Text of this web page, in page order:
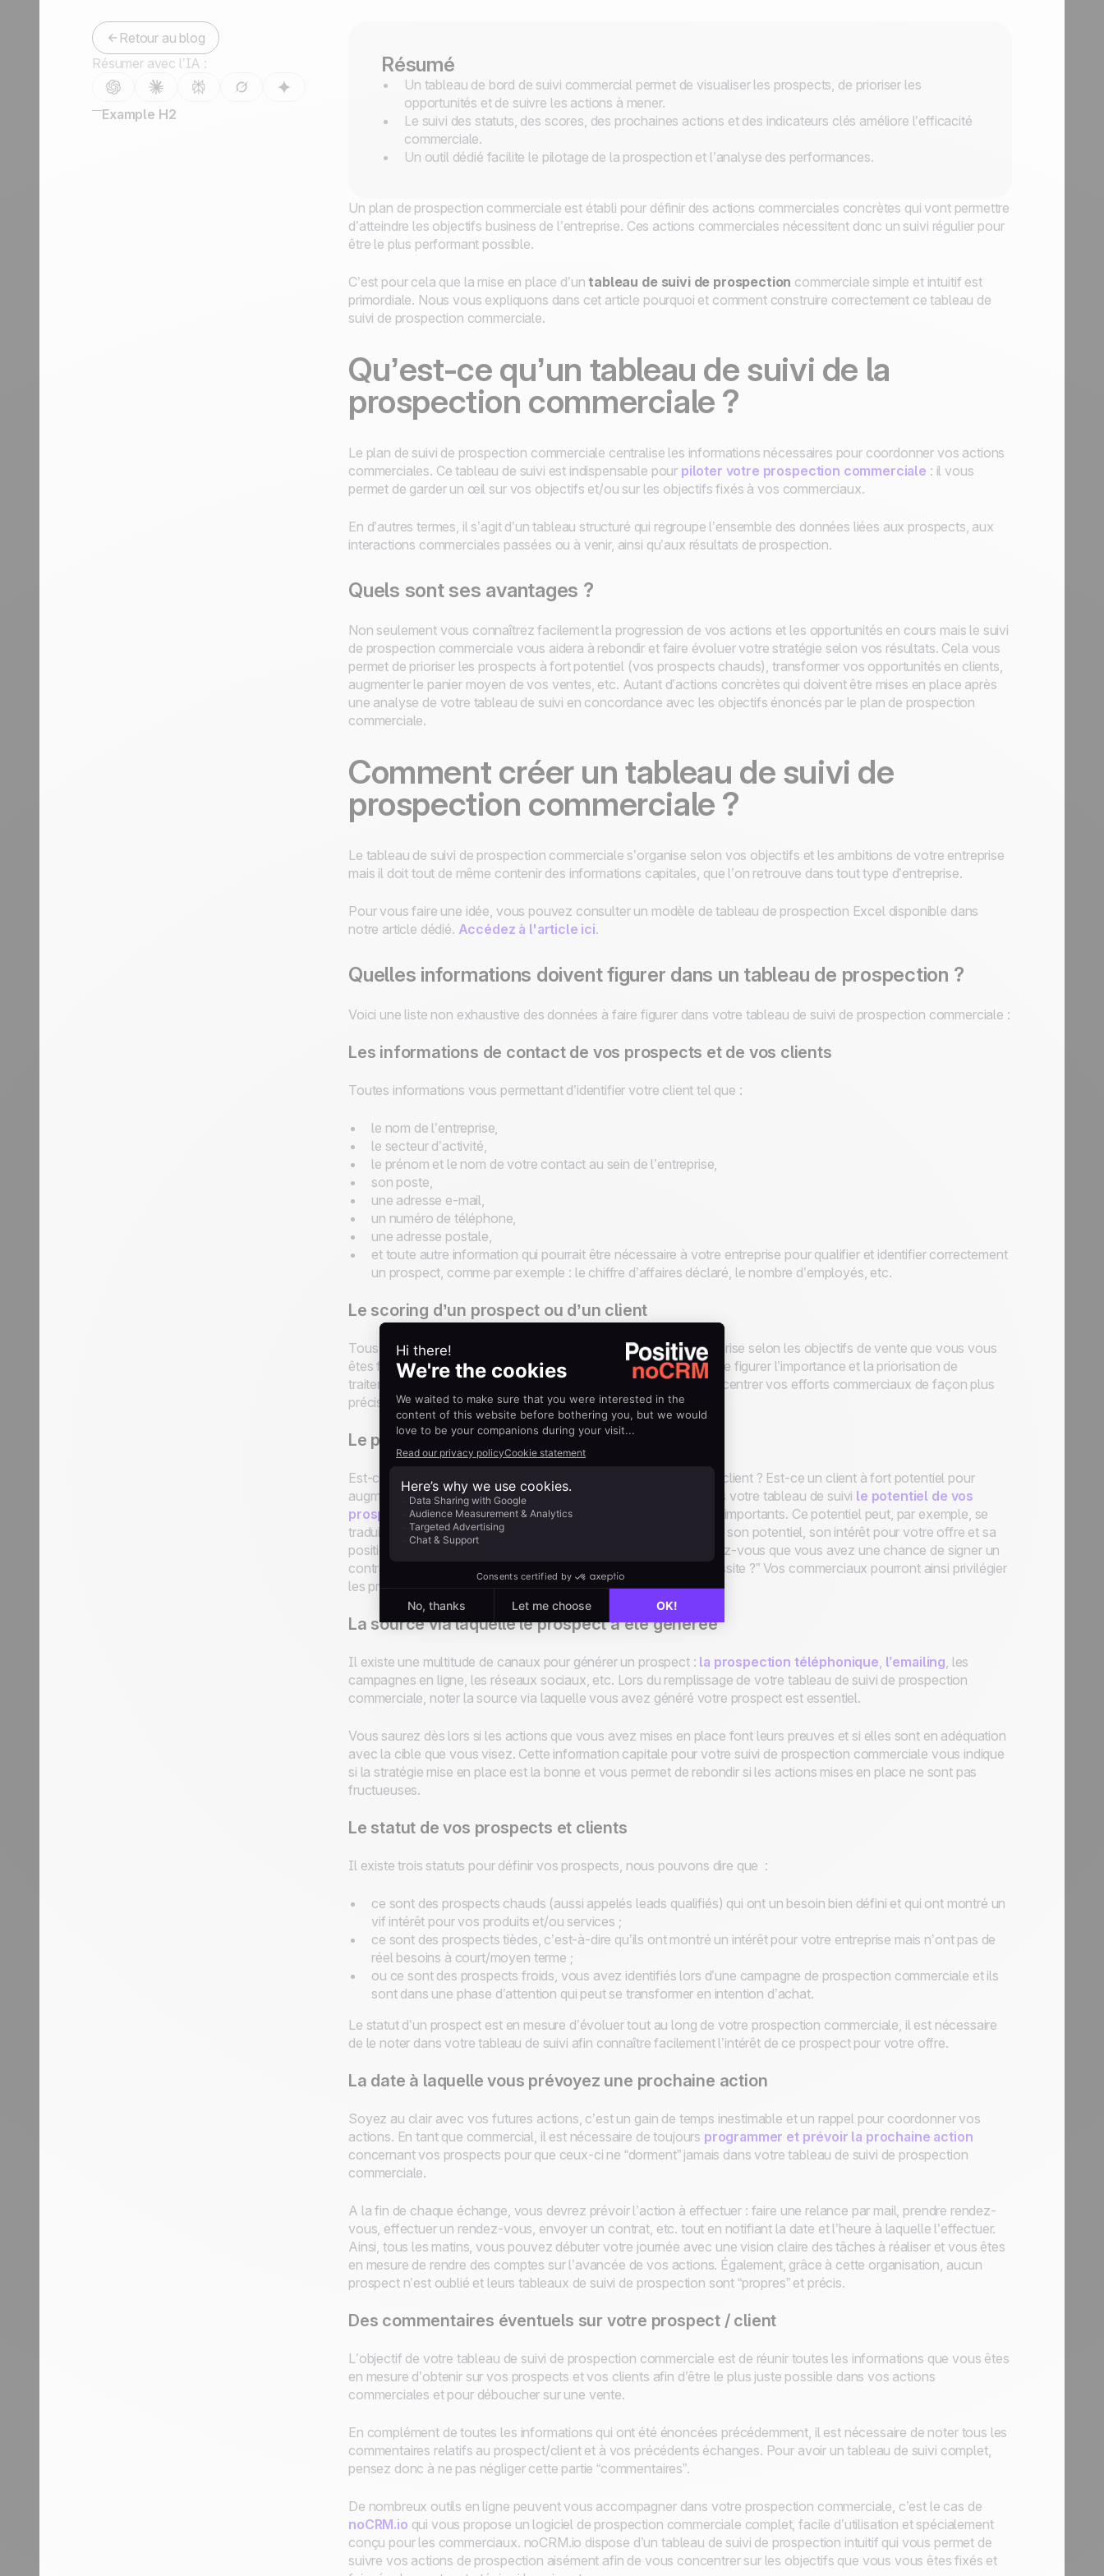
Devenir partenaire
Retour au blog
Résumer avec l’IA :
Example H2
Résumé
Un tableau de bord de suivi commercial permet de visualiser les prospects, de prioriser les
opportunités et de suivre les actions à mener.
Le suivi des statuts, des scores, des prochaines actions et des indicateurs clés améliore l’efficacité
commerciale.
Un outil dédié facilite le pilotage de la prospection et l’analyse des performances.
Un plan de prospection commerciale est établi pour définir des actions commerciales concrètes qui vont permettre
d’atteindre les objectifs business de l’entreprise. Ces actions commerciales nécessitent donc un suivi régulier pour
être le plus performant possible.
C’est pour cela que la mise en place d’untableau de suivi de prospection commerciale simple et intuitif est
primordiale. Nous vous expliquons dans cet article pourquoi et comment construire correctement ce tableau de
suivi de prospection commerciale.
Qu’est-ce qu’un tableau de suivi de la
prospection commerciale ?
Le plan de suivi de prospection commerciale centralise les informations nécessaires pour coordonner vos actions
commerciales. Ce tableau de suivi est indispensable pour piloter votre prospection commerciale : il vous
permet de garder un œil sur vos objectifs et/ou sur les objectifs fixés à vos commerciaux.
En d’autres termes, il s’agit d’un tableau structuré qui regroupe l’ensemble des données liées aux prospects, aux
interactions commerciales passées ou à venir, ainsi qu’aux résultats de prospection.
Quels sont ses avantages ?
Non seulement vous connaîtrez facilement la progression de vos actions et les opportunités en cours mais le suivi
de prospection commerciale vous aidera à rebondir et faire évoluer votre stratégie selon vos résultats. Cela vous
permet de prioriser les prospects à fort potentiel (vos prospects chauds), transformer vos opportunités en clients,
augmenter le panier moyen de vos ventes, etc. Autant d’actions concrètes qui doivent être mises en place après
une analyse de votre tableau de suivi en concordance avec les objectifs énoncés par le plan de prospection
commerciale.
Comment créer un tableau de suivi de
prospection commerciale ?
Le tableau de suivi de prospection commerciale s’organise selon vos objectifs et les ambitions de votre entreprise
mais il doit tout de même contenir des informations capitales, que l’on retrouve dans tout type d’entreprise.
Pour vous faire une idée, vous pouvez consulter un modèle de tableau de prospection Excel disponible dans
notre article dédié. Accédez à l'article ici.
Quelles informations doivent figurer dans un tableau de prospection ?
Voici une liste non exhaustive des données à faire figurer dans votre tableau de suivi de prospection commerciale :
Les informations de contact de vos prospects et de vos clients
Toutes informations vous permettant d’identifier votre client tel que :
le nom de l’entreprise,
le secteur d’activité,
le prénom et le nom de votre contact au sein de l’entreprise,
son poste,
une adresse e-mail,
un numéro de téléphone,
une adresse postale,
et toute autre information qui pourrait être nécessaire à votre entreprise pour qualifier et identifier correctement
un prospect, comme par exemple : le chiffre d’affaires déclaré, le nombre d’employés, etc.
Le scoring d’un prospect ou d’un client
Tous vos clients n’ont pas la même importance pour votre entreprise selon les objectifs de vente que vous vous
êtes fixés. Utilisez un système de notation (= scoring) afin de faire figurer l’importance et la priorisation de
traitement de certains prospects pour adapter vos actions et concentrer vos efforts commerciaux de façon plus
précise et efficace.
Le potentiel du prospect ou du client
Est-ce un prospect chaud qui a de fortes chances de devenir un client ? Est-ce un client à fort potentiel pour
augmenter le revenu de votre entreprise ? Vous devez noter dans votre tableau de suivi le potentiel de vos
prospectset de vos clients afin de vous concentrer sur les plus importants. Ce potentiel peut, par exemple, se
traduire par un pourcentage attribué à un prospect pour quantifier son potentiel, son intérêt pour votre offre et sa
position dans le tunnel de conversion. Cela se traduit par : “pensez-vous que vous avez une chance de signer un
contrat avec ce prospect ? et à combien estimez-vous cette réussite ?” Vos commerciaux pourront ainsi privilégier
les prospects les plus proches de l’achat.
La source via laquelle le prospect a été générée
Il existe une multitude de canaux pour générer un prospect : la prospection téléphonique, l’emailing, les
campagnes en ligne, les réseaux sociaux, etc. Lors du remplissage de votre tableau de suivi de prospection
commerciale, noter la source via laquelle vous avez généré votre prospect est essentiel.
Vous saurez dès lors si les actions que vous avez mises en place font leurs preuves et si elles sont en adéquation
avec la cible que vous visez. Cette information capitale pour votre suivi de prospection commerciale vous indique
si la stratégie mise en place est la bonne et vous permet de rebondir si les actions mises en place ne sont pas
fructueuses.
Le statut de vos prospects et clients
Il existe trois statuts pour définir vos prospects, nous pouvons dire que :
ce sont des prospects chauds (aussi appelés leads qualifiés) qui ont un besoin bien défini et qui ont montré un
vif intérêt pour vos produits et/ou services ;
ce sont des prospects tièdes, c’est-à-dire qu’ils ont montré un intérêt pour votre entreprise mais n’ont pas de
réel besoins à court/moyen terme ;
ou ce sont des prospects froids, vous avez identifiés lors d’une campagne de prospection commerciale et ils
sont dans une phase d’attention qui peut se transformer en intention d’achat.
Le statut d’un prospect est en mesure d’évoluer tout au long de votre prospection commerciale, il est nécessaire
de le noter dans votre tableau de suivi afin connaître facilement l’intérêt de ce prospect pour votre offre.
La date à laquelle vous prévoyez une prochaine action
Soyez au clair avec vos futures actions, c’est un gain de temps inestimable et un rappel pour coordonner vos
actions. En tant que commercial, il est nécessaire de toujours programmer et prévoir la prochaine action
concernant vos prospects pour que ceux-ci ne “dorment” jamais dans votre tableau de suivi de prospection
commerciale.
A la fin de chaque échange, vous devrez prévoir l’action à effectuer : faire une relance par mail, prendre rendez-
vous, effectuer un rendez-vous, envoyer un contrat, etc. tout en notifiant la date et l’heure à laquelle l’effectuer.
Ainsi, tous les matins, vous pouvez débuter votre journée avec une vision claire des tâches à réaliser et vous êtes
en mesure de rendre des comptes sur l’avancée de vos actions. Également, grâce à cette organisation, aucun
prospect n’est oublié et leurs tableaux de suivi de prospection sont “propres” et précis.
Des commentaires éventuels sur votre prospect / client
L’objectif de votre tableau de suivi de prospection commerciale est de réunir toutes les informations que vous êtes
en mesure d’obtenir sur vos prospects et vos clients afin d’être le plus juste possible dans vos actions
commerciales et pour déboucher sur une vente.
En complément de toutes les informations qui ont été énoncées précédemment, il est nécessaire de noter tous les
commentaires relatifs au prospect/client et à vos précédents échanges. Pour avoir un tableau de suivi complet,
pensez donc à ne pas négliger cette partie “commentaires”.
De nombreux outils en ligne peuvent vous accompagner dans votre prospection commerciale, c’est le cas de
noCRM.io qui vous propose un logiciel de prospection commerciale complet, facile d’utilisation et spécialement
conçu pour les commerciaux. noCRM.io dispose d’un tableau de suivi de prospection intuitif qui vous permet de
suivre vos actions de prospection aisément afin de vous concentrer sur les objectifs que vous vous êtes fixés et